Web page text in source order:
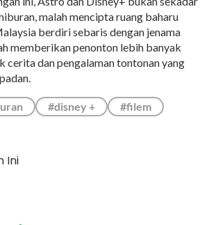
malah mencipta ruang baharu
berdiri sebaris dengan jenama
memberikan penonton lebih banyak
cerita dan pengalaman tontonan yang
#disney +
#filem
Ini